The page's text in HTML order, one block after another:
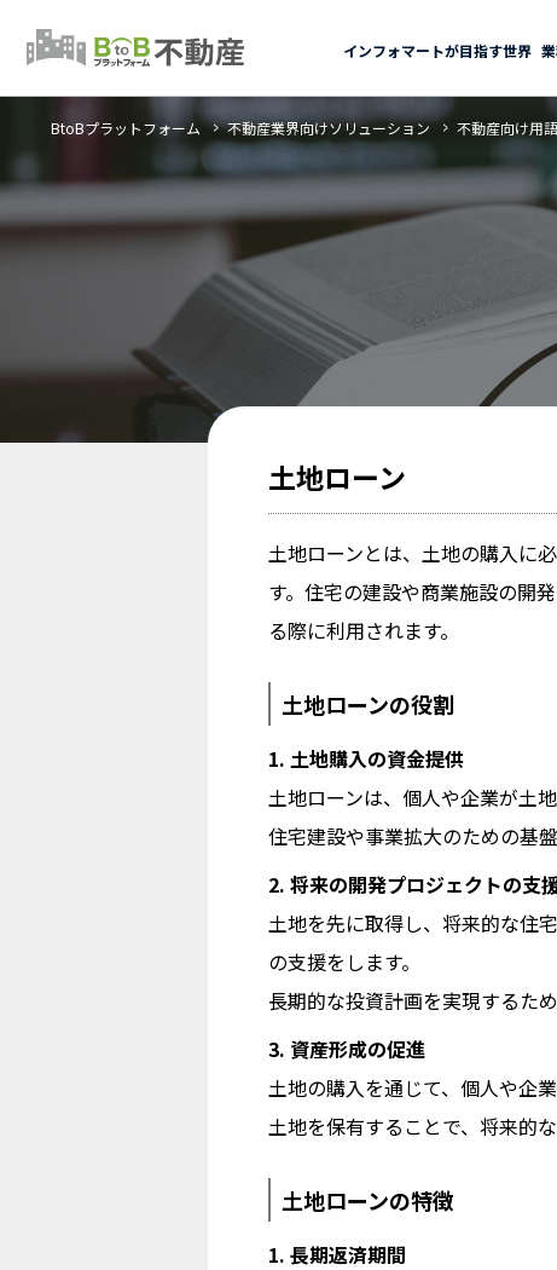
インフォマートが目指す世界
BtoBプラットフォーム 不動産業界向けソリューション 不動産向け用
土地ローン
土地ローンとは、土地の購入に
す。住宅の建設や商業施設の開
る際に利用されます。
土地ローンの役割
1. 土地購入の資金提供
土地ローンは、個人や企業が土
住宅建設や事業拡大のための基
2. 将来の開発プロジェクトの支
土地を先に取得し、将来的な住
の支援をします。
長期的な投資計画を実現するた
3. 資産形成の促進
土地の購入を通じて、個人や企
土地を保有することで、将来的
土地ローンの特徴
1. 長期返済期間